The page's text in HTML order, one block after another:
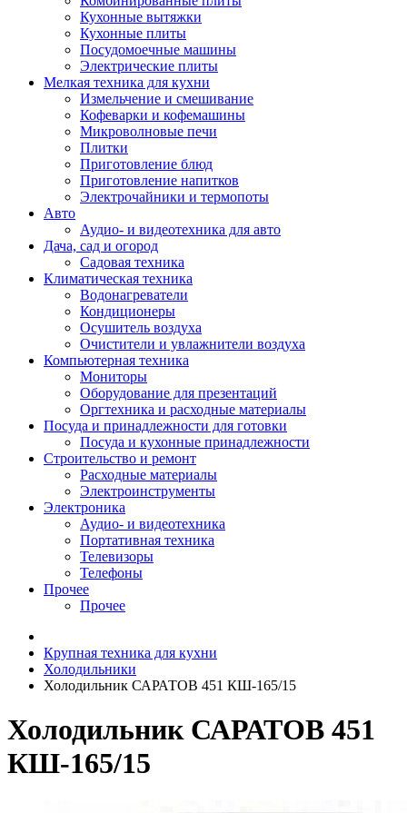
Кухонные вытяжки
Кухонные плиты
Посудомоечные машины
Электрические плиты
Мелкая техника для кухни
Измельчение и смешивание
Кофеварки и кофемашины
Микроволновые печи
Плитки
Приготовление блюд
Приготовление напитков
Электрочайники и термопоты
Авто
Аудио- и видеотехника для авто
Дача, сад и огород
Садовая техника
Климатическая техника
Водонагреватели
Кондиционеры
Осушитель воздуха
Очистители и увлажнители воздуха
Компьютерная техника
Мониторы
Оборудование для презентаций
Оргтехника и расходные материалы
Посуда и принадлежности для готовки
Посуда и кухонные принадлежности
Строительство и ремонт
Расходные материалы
Электроинструменты
Электроника
Аудио- и видеотехника
Портативная техника
Телевизоры
Телефоны
Прочее
Прочее
Крупная техника для кухни
Холодильники
Холодильник САРАТОВ 451 КШ-165/15
Холодильник САРАТОВ 451
КШ-165/15